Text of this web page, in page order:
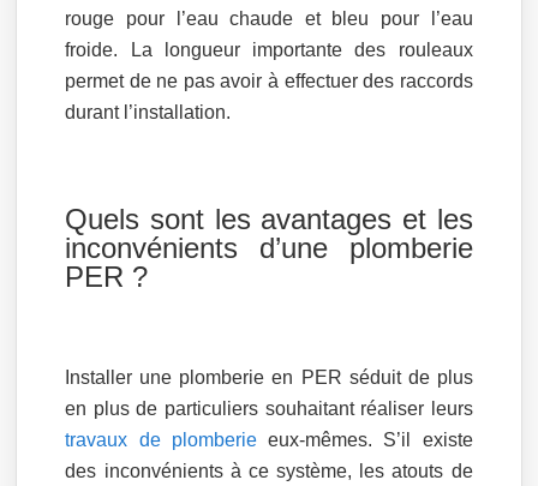
rouge pour l’eau chaude et bleu pour l’eau
froide. La longueur importante des rouleaux
permet de ne pas avoir à effectuer des raccords
durant l’installation.
Quels sont les avantages et les
inconvénients d’une plomberie
PER ?
Installer une plomberie en PER séduit de plus
en plus de particuliers souhaitant réaliser leurs
travaux de plomberieeux-mêmes. S’il existe
des inconvénients à ce système, les atouts de